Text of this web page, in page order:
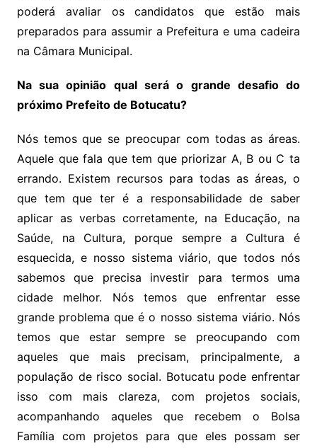
poderá avaliar os candidatos que estão mais
preparados para assumir a Prefeitura e uma cadeira
na Câmara Municipal.
Na sua opinião qual será o grande desafio do
próximo Prefeito de Botucatu?
Nós temos que se preocupar com todas as áreas.
Aquele que fala que tem que priorizar A, B ou C ta
errando. Existem recursos para todas as áreas, o
que tem que ter é a responsabilidade de saber
aplicar as verbas corretamente, na Educação, na
Saúde, na Cultura, porque sempre a Cultura é
esquecida, e nosso sistema viário, que todos nós
sabemos que precisa investir para termos uma
cidade melhor. Nós temos que enfrentar esse
grande problema que é o nosso sistema viário. Nós
temos que estar sempre se preocupando com
aqueles que mais precisam, principalmente, a
população de risco social. Botucatu pode enfrentar
isso com mais clareza, com projetos sociais,
acompanhando aqueles que recebem o Bolsa
Família com projetos para que eles possam ser